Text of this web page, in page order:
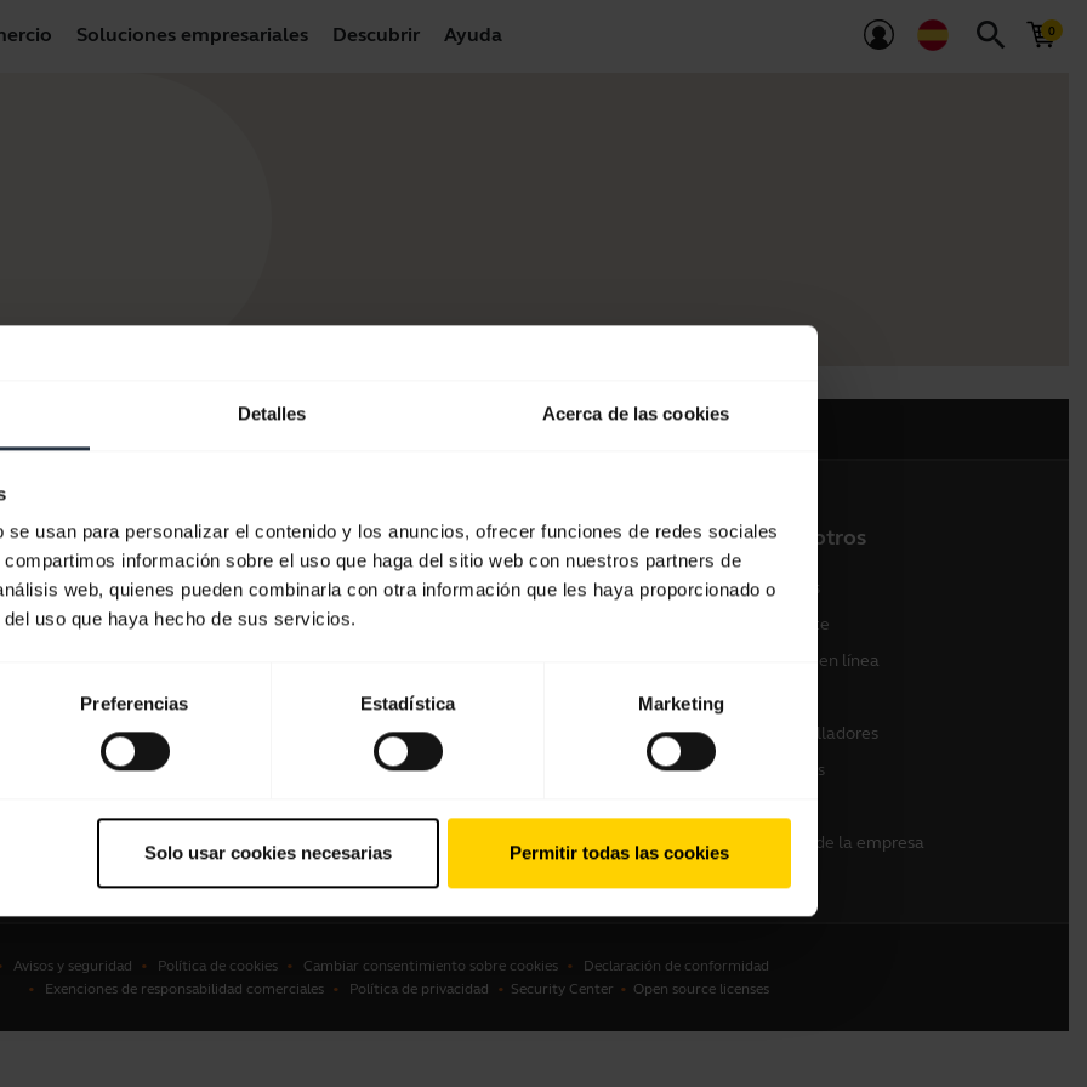
Detalles Acerca de las cookies
usan para personalizar el contenido y los anuncios, ofrecer funciones de redes sociales
información sobre el uso que haga del sitio web con nuestros partners de
web, quienes pueden combinarla con otra información que les haya proporcionado o
uso que haya hecho de sus servicios.
Preferencias Estadística Marketing
Solo usar cookies necesarias Permitir todas las cookies
Soluciones empresariales Descubrir Ayuda search
productos
con micrófono
personales
Cómo comprar
Localizador de distribuidores (Gama
Profesional)
Descuento estudiantil
Contacte con nosotros
Contactar con ventas
Contactar con Soporte
Soporte para tiendas en línea
Registre su producto
Programa de desarrolladores
Programa de Partners
Política de fin de uso de la empresa
Avisos y seguridad Política de cookies Cambiar consentimiento sobre cookies
Declaración de conformidad
Exenciones de responsabilidad comerciales
Política de privacidad Security Center Open source licenses